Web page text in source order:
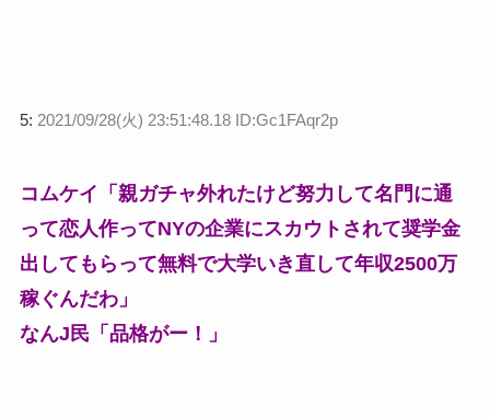
5: 2021/09/28(火) 23:51:48.18 ID:Gc1FAqr2p
コムケイ「親ガチャ外れたけど努力して名門に通
って恋人作ってNYの企業にスカウトされて奨学金
出してもらって無料で大学いき直して年収2500万
稼ぐんだわ」
なんJ民「品格がー！」